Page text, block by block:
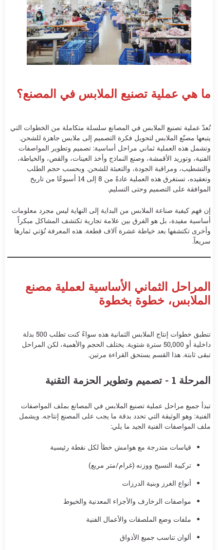
ما هي عملية تصنيع الملابس في المصنع؟
تُعدّ عملية تصنيع الملابس في المصانع سلسلة متكاملة من الخطوات التي
يتبعها مصنّع الملابس لتحويل فكرة التصميم إلى ملابس جاهزة للشحن.
وتشمل هذه العملية ثماني مراحل أساسية: تصميم وتطوير المواصفات
الفنية، وتوريد الأقمشة، وصنع النماذج وأخذ العينات، والقص، والخياطة،
والتشطيب، ومراقبة الجودة، والتعبئة للشحن. وبحسب حجم الطلب
وتعقيده، تستغرق هذه العملية عادةً من 8 إلى 14 أسبوعًا من تاريخ
الموافقة على التصميم وحتى التسليم.
إن فهم كيفية صناعة الملابس من البداية إلى النهاية ليس مجرد معلومات
أساسية مفيدة، بل هو الفرق بين علامة تجارية تكتشف المشاكل مبكراً
وأخرى تكتشفها بعد خياطة عشرة آلاف قطعة. هذه المعرفة تُؤتي ثمارها
سريعاً.
المراحل الثماني الأساسية لعملية مصنع
الملابس، خطوة بخطوة
تنطبق خطوات إنتاج الملابس الثمانية هذه سواءً كنت تطلب 500 بدلة
داخلية أو 50,000 سترة شتوية. يختلف الحجم والأهمية، لكن المراحل
تبقى ثابتة. هذا القسم يستحق القراءة مرتين.
المرحلة 1 - تصميم وتطوير الحزمة التقنية
تبدأ جميع مراحل عملية تصنيع الملابس في المصانع بملف المواصفات
الفنية: وهو الوثيقة التي تحدد بدقة ما يجب على المصنع إنتاجه. ويشمل
ملف المواصفات الفنية الجيد ما يلي:
قياسات متدرجة مع هوامش خطأ لكل نقطة رئيسية
تركيبة النسيج ووزنه (غرام/متر مربع)
أنواع الغرز وبنية الدرزات
مواصفات الزخارف والأجزاء المعدنية والخيوط
ملفات وضع الملصقات والأعمال الفنية
ألوان تناسب جميع الأذواق